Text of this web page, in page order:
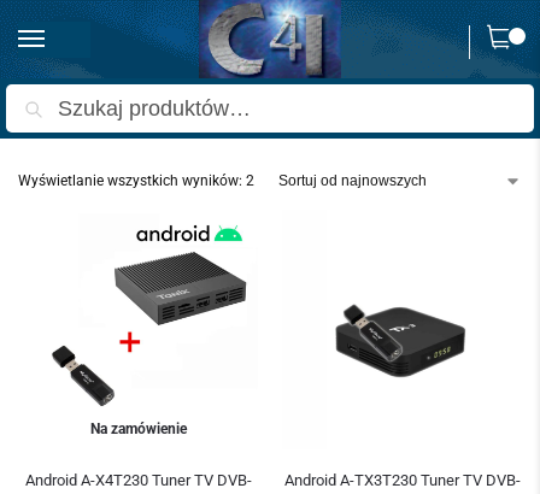
0
Strona główna Produkty oznaczone “android smart tv”
Wyświetlanie wszystkich wyników: 2
Na zamówienie
Android A-X4T230 Tuner TV DVB-
Android A-TX3T230 Tuner TV DVB-